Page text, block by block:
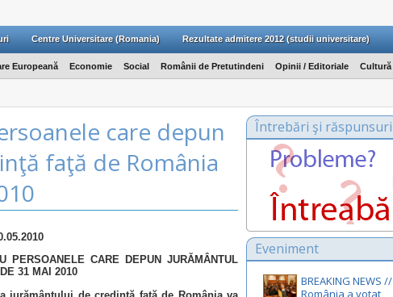
Centre Universitare (Romania) Rezultate admitere 2012 (studii universitare)
Europeană Economie Social Românii de Pretutindeni Opinii / Editoriale Cultură
care depun
faţă de România
PERSOANELE CARE DEPUN JURĂMÂNTUL
31 MAI 2010
Întrebări şi răspunsuri
Eveniment
BREAKING NEWS //
România a votat